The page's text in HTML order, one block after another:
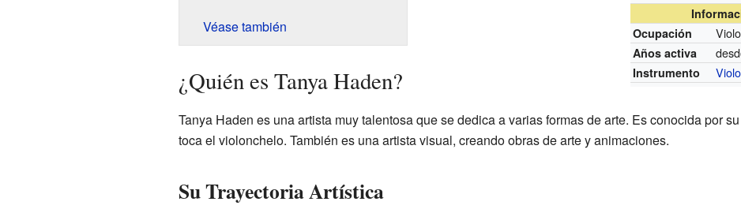
Ocupación
Años activa
Instrumento
Véase también
¿Quién es Tanya Haden?
Tanya Haden es una artista muy talentosa que se dedica a varias formas de arte. Es conocida por
toca el violonchelo. También es una artista visual, creando obras de arte y animaciones.
Su Trayectoria Artística